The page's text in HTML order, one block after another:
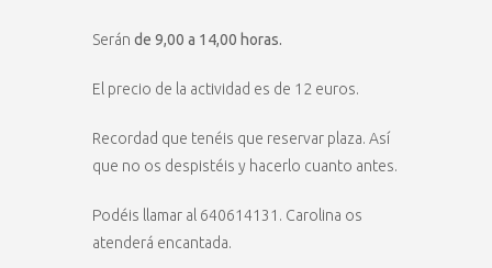
Serán de 9,00 a 14,00 horas.
El precio de la actividad es de 12 euros.
Recordad que tenéis que reservar plaza. Así
que no os despistéis y hacerlo cuanto antes.
Podéis llamar al 640614131. Carolina os
atenderá encantada.